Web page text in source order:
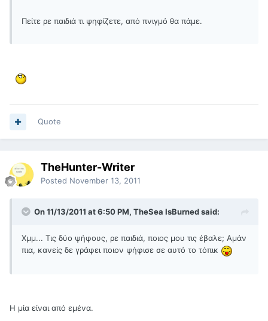
Πείτε ρε παιδιά τι ψηφίζετε, από πνιγμό θα πάμε.
Quote
TheHunter-Writer
Posted November 13, 2011
On 11/13/2011 at 6:50 PM, TheSea IsBurned said:
Χμμ... Τις δύο ψήφους, ρε παιδιά, ποιος μου τις έβαλε; Αμάν
πια, κανείς δε γράφει ποιον ψήφισε σε αυτό το τόπικ
Η μία είναι από εμένα.